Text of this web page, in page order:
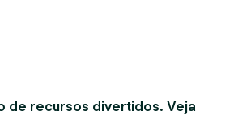
de recursos divertidos. Veja